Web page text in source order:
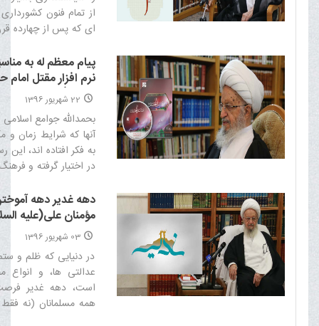
از تمام فنون
ای که پس از چهارده
عنوان یک سند
می گردد؛ گویی تمام
صحیح کشورداری
صحیح آن را ترسیم
پیام معظم له به
نرم افزار مقتل
السلام)، از سوی
اسلامی نور
22 شهریور 1396
بحمدالله جوامع
به فکر افتاده اند، این
در اختیار گرفته و
دهه غدير دهه
مؤمنان علی(علیه
03 شهریور 1396
در دنيايى كه ظلم و
عدالتى ها، و انواع
است، دهه غدير
همه مسلمانان (نه